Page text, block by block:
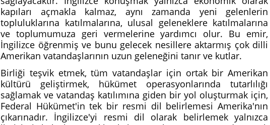
kapıları açmakla kalmaz, aynı zamanda yeni gelenlerin
topluluklarına katılmalarına, ulusal geleneklere katılmalarına
ve toplumumuza geri vermelerine yardımcı olur. Bu emir,
İngilizce öğrenmiş ve bunu gelecek nesillere aktarmış çok dilli
Amerikan vatandaşlarının uzun geleneğini tanır ve kutlar.
Birliği teşvik etmek, tüm vatandaşlar için ortak bir Amerikan
kültürü geliştirmek, hükümet operasyonlarında tutarlılığı
sağlamak ve vatandaş katılımına giden bir yol oluşturmak için,
Federal Hükümet'in tek bir resmi dil belirlemesi Amerika'nın
çıkarınadır. İngilizce'yi resmi dil olarak belirlemek yalnızca